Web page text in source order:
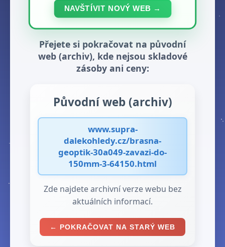
NAVŠTÍVIT NOVÝ WEB →
Přejete si pokračovat na původní
web (archiv), kde nejsou skladové
zásoby ani ceny:
Původní web (archiv)
www.supra-
dalekohledy.cz/brasna-
geoptik-30a049-zavazi-do-
150mm-3-64150.html
Zde najdete archivní verze webu bez
aktuálních informací.
← POKRAČOVAT NA STARÝ WEB